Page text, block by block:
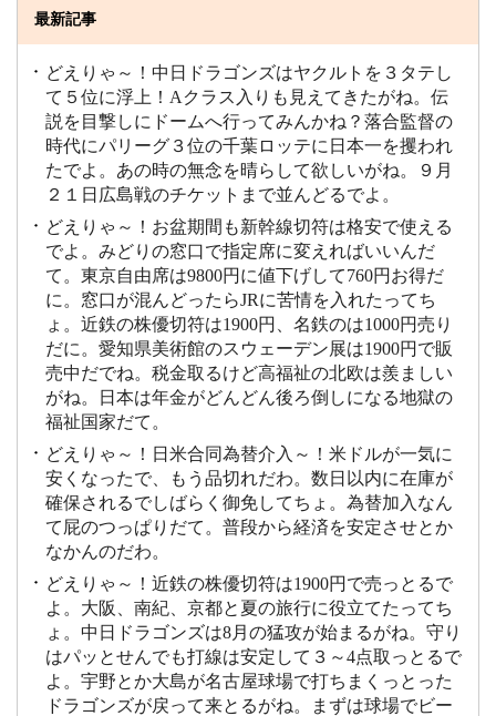
最新記事
どえりゃ～！中日ドラゴンズはヤクルトを３タテし
て５位に浮上！Aクラス入りも見えてきたがね。伝
説を目撃しにドームへ行ってみんかね？落合監督の
時代にパリーグ３位の千葉ロッテに日本一を攫われ
たでよ。あの時の無念を晴らして欲しいがね。９月
２１日広島戦のチケットまで並んどるでよ。
どえりゃ～！お盆期間も新幹線切符は格安で使える
でよ。みどりの窓口で指定席に変えればいいんだ
て。東京自由席は9800円に値下げして760円お得だ
に。窓口が混んどったらJRに苦情を入れたってち
ょ。近鉄の株優切符は1900円、名鉄のは1000円売り
だに。愛知県美術館のスウェーデン展は1900円で販
売中だでね。税金取るけど高福祉の北欧は羨ましい
がね。日本は年金がどんどん後ろ倒しになる地獄の
福祉国家だて。
どえりゃ～！日米合同為替介入～！米ドルが一気に
安くなったで、もう品切れだわ。数日以内に在庫が
確保されるでしばらく御免してちょ。為替加入なん
て屁のつっぱりだて。普段から経済を安定させとか
なかんのだわ。
どえりゃ～！近鉄の株優切符は1900円で売っとるで
よ。大阪、南紀、京都と夏の旅行に役立てたってち
ょ。中日ドラゴンズは8月の猛攻が始まるがね。守り
はパッとせんでも打線は安定して３～4点取っとるで
よ。宇野とか大島が名古屋球場で打ちまくっとった
ドラゴンズが戻って来とるがね。まずは球場でビー